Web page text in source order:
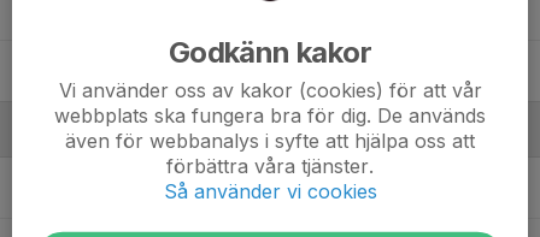
Ledare
Nils JordanAssisterande tränare
Godkänn kakor
Vi använder oss av kakor (cookies) för att vår
webbplats ska fungera bra för dig. De används
även för webbanalys i syfte att hjälpa oss att
förbättra våra tjänster.
Så använder vi cookies